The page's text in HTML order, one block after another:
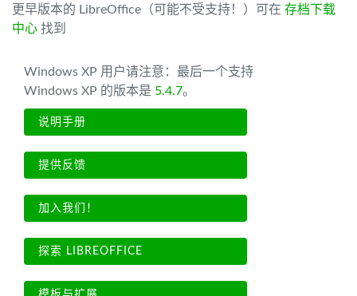
更早版本的 LibreOffice（可能不受支持！）可在 存档下载
中心 找到
Windows XP 用户请注意：最后一个支持
Windows XP 的版本是 5.4.7。
说明手册
提供反馈
加入我们！
探索 LIBREOFFICE